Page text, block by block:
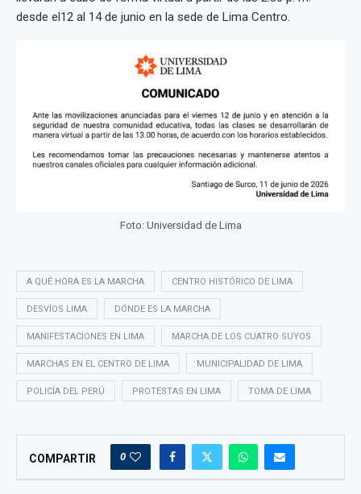
desde el12 al 14 de junio en la sede de Lima Centro.
Foto: Universidad de Lima
A QUÉ HORA ES LA MARCHA CENTRO HISTÓRICO DE LIMA
DESVÍOS LIMA DÓNDE ES LA MARCHA
MANIFESTACIONES EN LIMA MARCHA DE LOS CUATRO SUYOS
MARCHAS EN EL CENTRO DE LIMA MUNICIPALIDAD DE LIMA
POLICÍA DEL PERÚ PROTESTAS EN LIMA TOMA DE LIMA
COMPARTIR 0